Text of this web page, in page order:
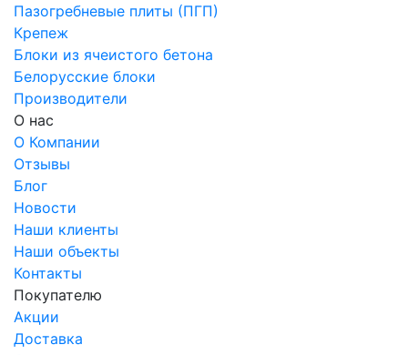
Пазогребневые плиты (ПГП)
Крепеж
Блоки из ячеистого бетона
Белорусские блоки
Производители
О нас
О Компании
Отзывы
Блог
Новости
Наши клиенты
Наши объекты
Контакты
Покупателю
Акции
Доставка